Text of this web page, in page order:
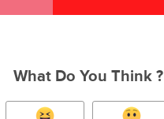
What Do You Think ?